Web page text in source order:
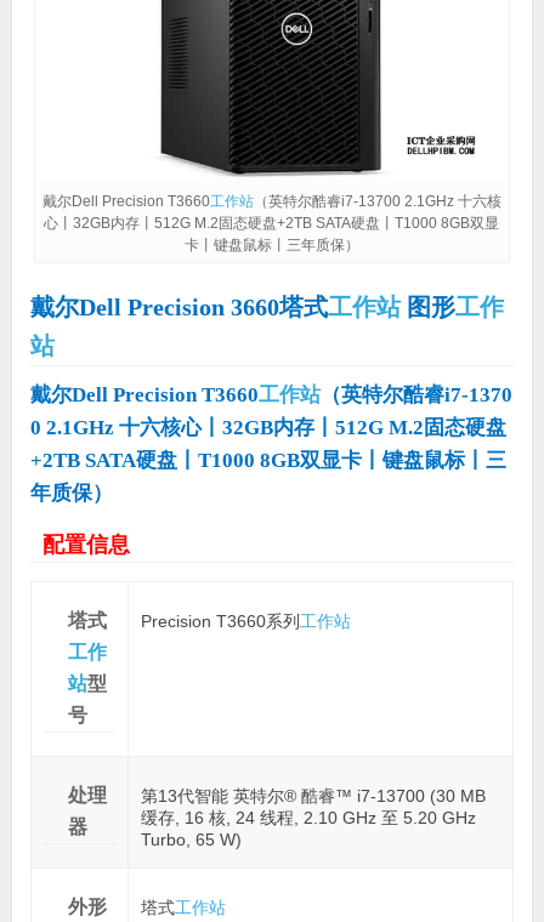
戴尔Dell Precision T3660工作站（英特尔酷睿i7-13700 2.1GHz 十六核
心丨32GB内存丨512G M.2固态硬盘+2TB SATA硬盘丨T1000 8GB双显
卡丨键盘鼠标丨三年质保）
戴尔Dell Precision 3660塔式工作站图形工作
站
戴尔Dell Precision T3660工作站（英特尔酷睿i7-1370
0 2.1GHz 十六核心丨32GB内存丨512G M.2固态硬盘
+2TB SATA硬盘丨T1000 8GB双显卡丨键盘鼠标丨三
年质保）
配置信息
塔式
工作
站型
号
Precision T3660系列 工作站
处理
器
第13代智能 英特尔® 酷睿™ i7-13700 (30 MB
缓存, 16 核, 24 线程, 2.10 GHz 至 5.20 GHz
Turbo, 65 W)
外形
塔式工作站